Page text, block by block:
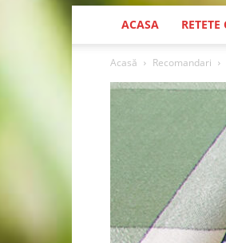
ACASA
Acasă Recomandari